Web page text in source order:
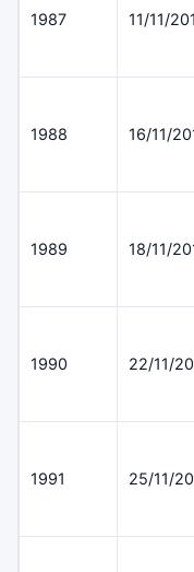
1987 11/11/
1988 16/11/
1989 18/11/
1990 22/11/
1991 25/11/